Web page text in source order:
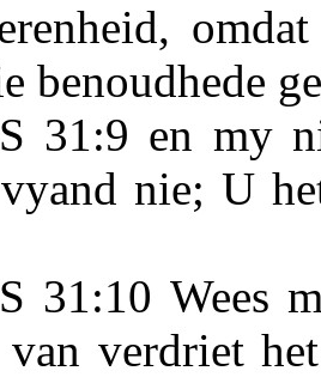
benoudhede
31:9 en my
nie; U
31:10 Wees
van verdriet